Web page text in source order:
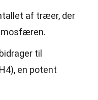
af træer, der
til
en potent